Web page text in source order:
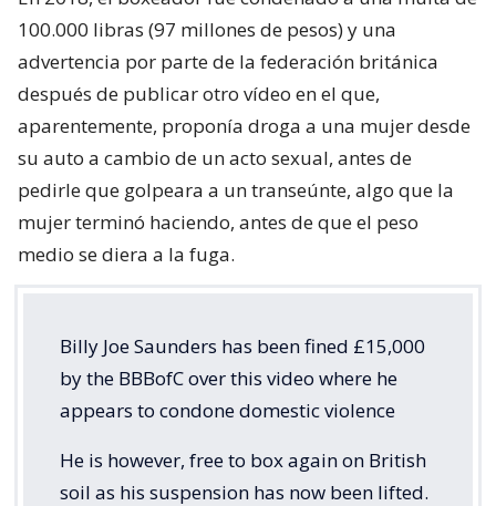
100.000 libras (97 millones de pesos) y una
advertencia por parte de la federación británica
después de publicar otro vídeo en el que,
aparentemente, proponía droga a una mujer desde
su auto a cambio de un acto sexual, antes de
pedirle que golpeara a un transeúnte, algo que la
mujer terminó haciendo, antes de que el peso
medio se diera a la fuga.
Billy Joe Saunders has been fined £15,000
by the BBBofC over this video where he
appears to condone domestic violence
He is however, free to box again on British
soil as his suspension has now been lifted.